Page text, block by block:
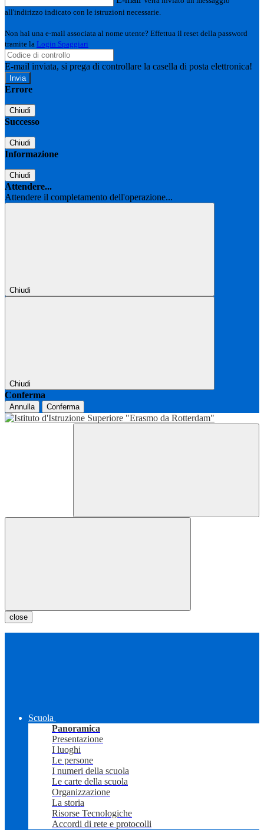
all'indirizzo indicato con le istruzioni necessarie.
Non hai una e-mail associata al nome utente? Effettua il reset della password
tramite la Login Spaggiari
E-mail inviata, si prega di controllare la casella di posta elettronica!
Errore
Chiudi
Successo
Chiudi
Informazione
Chiudi
Attendere...
Attendere il completamento dell'operazione...
Chiudi
Chiudi
Conferma
Annulla Conferma
close
Scuola
Panoramica
Presentazione
I luoghi
Le persone
I numeri della scuola
Le carte della scuola
Organizzazione
La storia
Risorse Tecnologiche
Accordi di rete e protocolli